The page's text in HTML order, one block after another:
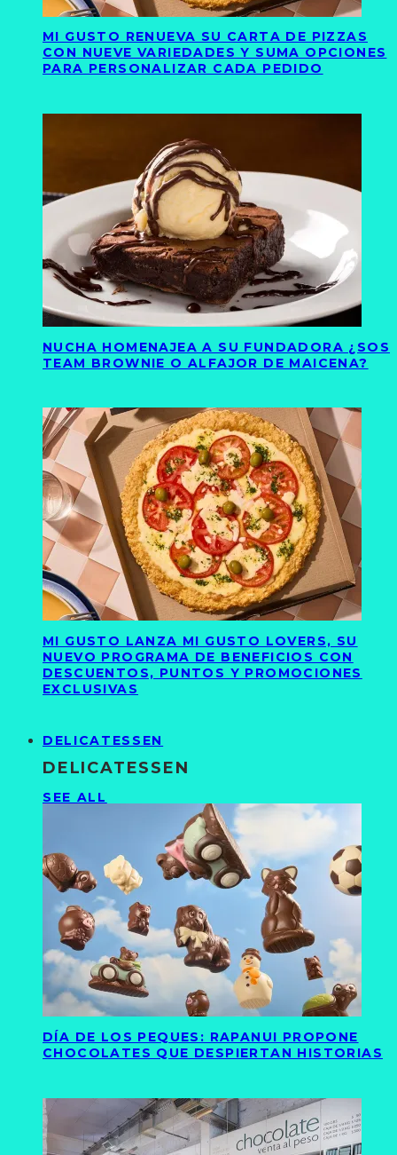
MI GUSTO RENUEVA SU CARTA DE PIZZAS
CON NUEVE VARIEDADES Y SUMA OPCIONES
PARA PERSONALIZAR CADA PEDIDO
NUCHA HOMENAJEA A SU FUNDADORA ¿SOS
TEAM BROWNIE O ALFAJOR DE MAICENA?
MI GUSTO LANZA MI GUSTO LOVERS, SU
NUEVO PROGRAMA DE BENEFICIOS CON
DESCUENTOS, PUNTOS Y PROMOCIONES
EXCLUSIVAS
DELICATESSEN
DELICATESSEN
SEE ALL
DÍA DE LOS PEQUES: RAPANUI PROPONE
CHOCOLATES QUE DESPIERTAN HISTORIAS